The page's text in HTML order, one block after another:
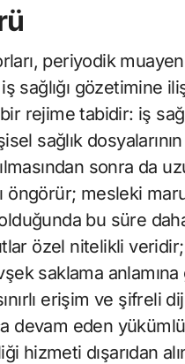
periyodik
sağlığı gözetimine
rejime tabidir: iş
sağlık dosyalarının
sonra da
öngörür; mesleki
bu süre
özel nitelikli
saklama
erişim ve şifreli
devam eden
hizmeti dışarıdan